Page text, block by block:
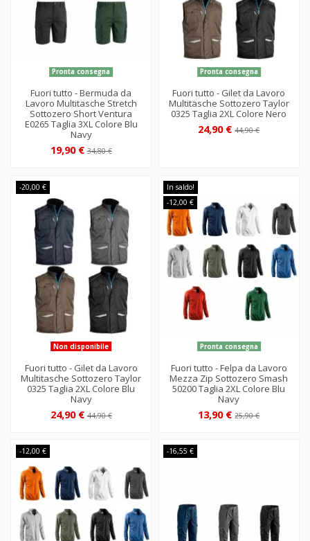
Pronta consegna
Fuori tutto - Bermuda da
Lavoro Multitasche Stretch
Sottozero Short Ventura
E0265 Taglia 3XL Colore Blu
Navy
19,90 €34,80 €
Pronta consegna
Fuori tutto - Gilet da Lavoro
Multitasche Sottozero Taylor
0325 Taglia 2XL Colore Nero
24,90 €44,90 €
-20,00 €
Non disponibile
Fuori tutto - Gilet da Lavoro
Multitasche Sottozero Taylor
0325 Taglia 2XL Colore Blu
Navy
24,90 €44,90 €
In saldo!
-12,00 €
Pronta consegna
Fuori tutto - Felpa da Lavoro
Mezza Zip Sottozero Smash
50200 Taglia 2XL Colore Blu
Navy
13,90 €25,90 €
-12,00 € -16,55 €